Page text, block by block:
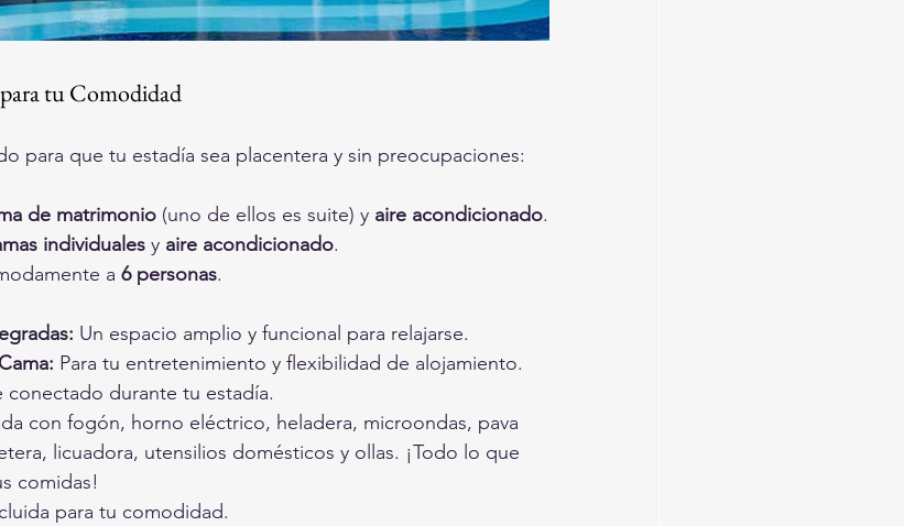
tu Comodidad
para que tu estadía sea placentera y sin preocupaciones:
de matrimonio (uno de ellos es suite) y aire acondicionado.
individuales y aire acondicionado.
a 6 personas.
Un espacio amplio y funcional para relajarse.
Para tu entretenimiento y flexibilidad de alojamiento.
conectado durante tu estadía.
con fogón, horno eléctrico, heladera, microondas, pava
licuadora, utensilios domésticos y ollas. ¡Todo lo que
comidas!
para tu comodidad.